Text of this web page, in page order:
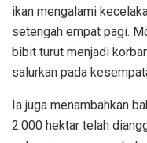
ikan mengalami
setengah empat pagi.
bibit turut menjadi
salurkan pada
Ia juga menambahkan
2.000 hektar telah